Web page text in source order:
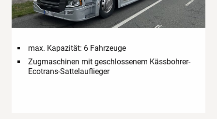
max. Kapazität: 6 Fahrzeuge
Zugmaschinen mit geschlossenem Kässbohrer-
Ecotrans-Sattelauflieger